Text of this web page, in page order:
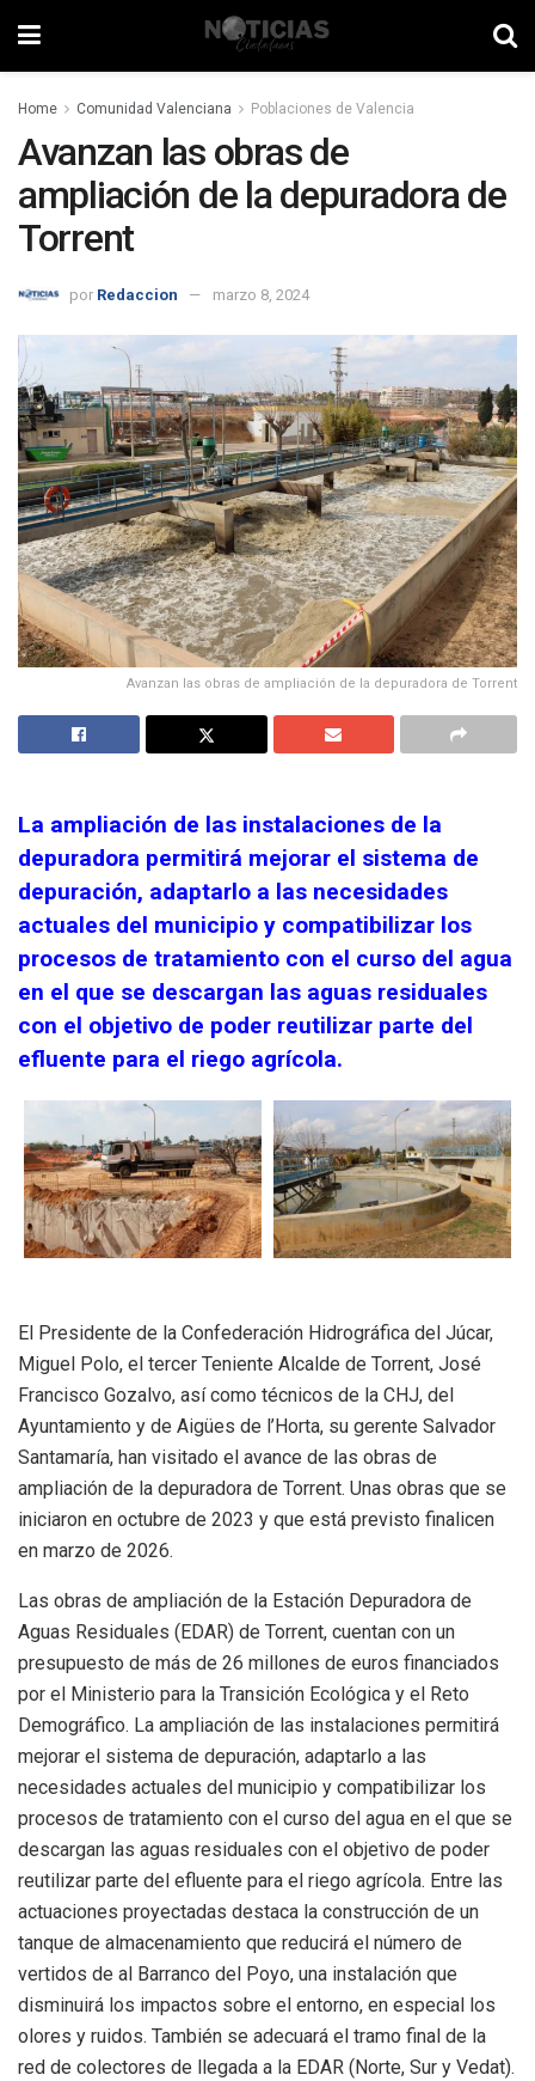
Home Comunidad Valenciana Poblaciones de Valencia
Avanzan las obras de
ampliación de la depuradora de
Torrent
por Redaccion marzo 8, 2024
Avanzan las obras de ampliación de la depuradora de Torrent
La ampliación de las instalaciones de la
depuradora permitirá mejorar el sistema de
depuración, adaptarlo a las necesidades
actuales del municipio y compatibilizar los
procesos de tratamiento con el curso del agua
en el que se descargan las aguas residuales
con el objetivo de poder reutilizar parte del
efluente para el riego agrícola.
El Presidente de la Confederación Hidrográfica del Júcar,
Miguel Polo, el tercer Teniente Alcalde de Torrent, José
Francisco Gozalvo, así como técnicos de la CHJ, del
Ayuntamiento y de Aigües de l’Horta, su gerente Salvador
Santamaría, han visitado el avance de las obras de
ampliación de la depuradora de Torrent. Unas obras que se
iniciaron en octubre de 2023 y que está previsto finalicen
en marzo de 2026.
Las obras de ampliación de la Estación Depuradora de
Aguas Residuales (EDAR) de Torrent, cuentan con un
presupuesto de más de 26 millones de euros financiados
por el Ministerio para la Transición Ecológica y el Reto
Demográfico. La ampliación de las instalaciones permitirá
mejorar el sistema de depuración, adaptarlo a las
necesidades actuales del municipio y compatibilizar los
procesos de tratamiento con el curso del agua en el que se
descargan las aguas residuales con el objetivo de poder
reutilizar parte del efluente para el riego agrícola. Entre las
actuaciones proyectadas destaca la construcción de un
tanque de almacenamiento que reducirá el número de
vertidos de al Barranco del Poyo, una instalación que
disminuirá los impactos sobre el entorno, en especial los
olores y ruidos. También se adecuará el tramo final de la
red de colectores de llegada a la EDAR (Norte, Sur y Vedat).